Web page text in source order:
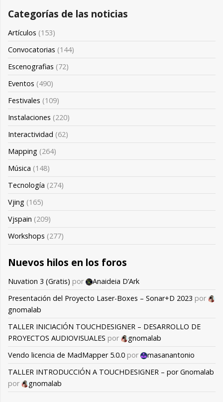
Categorías de las noticias
Artículos (153)
Convocatorias (144)
Escenografias (72)
Eventos (490)
Festivales (109)
Instalaciones (220)
Interactividad (62)
Mapping (264)
Música (148)
Tecnología (274)
Vjing (165)
Vjspain (209)
Workshops (277)
Nuevos hilos en los foros
Nuvation 3 (Gratis) por
Anaideia D’Ark
Presentación del Proyecto Laser-Boxes – Sonar+D 2023 por
gnomalab
TALLER INICIACIÓN TOUCHDESIGNER – DESARROLLO DE
PROYECTOS AUDIOVISUALES por
gnomalab
Vendo licencia de MadMapper 5.0.0 por
masanantonio
TALLER INTRODUCCIÓN A TOUCHDESIGNER – por Gnomalab
por
gnomalab